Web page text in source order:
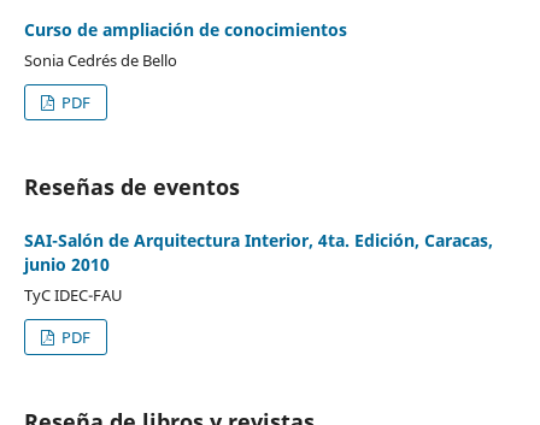
Curso de ampliación de conocimientos
Sonia Cedrés de Bello
PDF
Reseñas de eventos
SAI-Salón de Arquitectura Interior, 4ta. Edición, Caracas,
junio 2010
TyC IDEC-FAU
PDF